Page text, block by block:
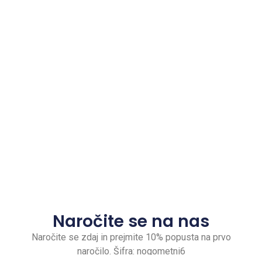
Naročite se na nas
Naročite se zdaj in prejmite 10% popusta na prvo
naročilo. Šifra: nogometni6